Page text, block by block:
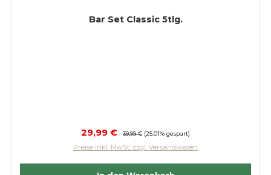
Bar Set Classic 5tlg.
Verkaufspreis:
29,99 € Regulärer Preis:
39,99 € (25.01% gespart)
Preise inkl. MwSt. zzgl. Versandkosten